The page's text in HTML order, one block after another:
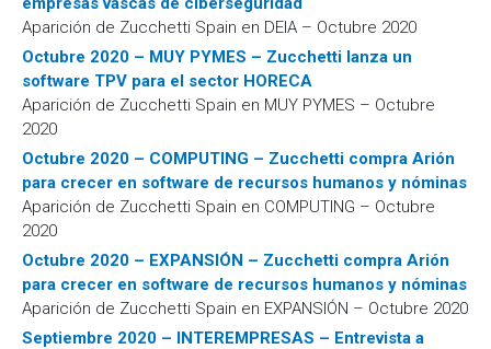
Aparición de Zucchetti Spain en DEIA – Octubre 2020
Octubre 2020 – MUY PYMES – Zucchetti lanza un
software TPV para el sector HORECA
Aparición de Zucchetti Spain en MUY PYMES – Octubre
2020
Octubre 2020 – COMPUTING – Zucchetti compra Arión
para crecer en software de recursos humanos y nóminas
Aparición de Zucchetti Spain en COMPUTING – Octubre
2020
Octubre 2020 – EXPANSIÓN – Zucchetti compra Arión
para crecer en software de recursos humanos y nóminas
Aparición de Zucchetti Spain en EXPANSIÓN – Octubre 2020
Septiembre 2020 – INTEREMPRESAS – Entrevista a